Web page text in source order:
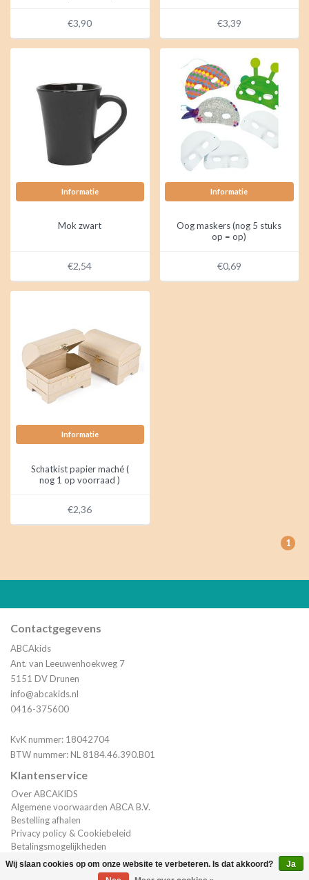
€3,90 €3,39
Informatie
Mok zwart
€2,54
Informatie
Oog maskers (nog 5 stuks
op = op)
€0,69
Informatie
Schatkist papier maché (
nog 1 op voorraad )
€2,36
1
Contactgegevens
ABCAkids
Ant. van Leeuwenhoekweg 7
5151 DV Drunen
info@abcakids.nl
0416-375600
KvK nummer: 18042704
BTW nummer: NL 8184.46.390.B01
Klantenservice
Over ABCAKIDS
Algemene voorwaarden ABCA B.V.
Bestelling afhalen
Privacy policy & Cookiebeleid
Betalingsmogelijkheden
Verzending & Bestelinformatie
Klantenservice
Wij slaan cookies op om onze website te verbeteren. Is dat akkoord?
Ja